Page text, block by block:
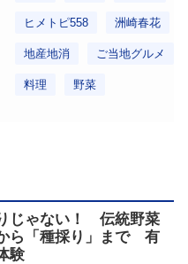
ヒメトピ558 洲崎春花
地産地消 ご当地グルメ
料理 野菜
じゃない！ 伝統野菜
ら「種採り」まで 有
験